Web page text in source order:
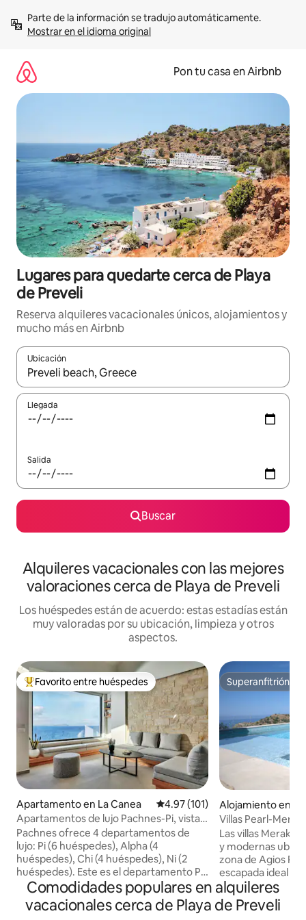
contenidoMostrar en el idioma original
Pon tu casa en Airbnb
Lugares para quedarte cerca de Playa
de Preveli
Reserva alquileres vacacionales únicos, alojamientos y
mucho más en Airbnb
Ubicación
Cuando los resultados estén disponibles, navega con las
Llegada
Salida
Buscar
Alquileres vacacionales con las mejores
valoraciones cerca de Playa de Preveli
Los huéspedes están de acuerdo: estas estadías están
muy valoradas por su ubicación, limpieza y otros
aspectos.
Favorito entre huéspedes preferido
Favorito entre huéspedes
Apartamento en La Canea Calificación promedio: 4.97 de
4.97 (101)
Apartamentos de lujo Pachnes-Pi, vistas
al mar, piscina climatizada
Pachnes ofrece 4 departamentos de
lujo: Pi (6 huéspedes), Alpha (4
huéspedes), Chi (4 huéspedes), Ni (2
huéspedes). Este es el departamento Pi
con 2 camas tamaño king en 2
recámaras, una cama doble en el ático,
ventanas grandes, persianas opacas,
Superanfitrión
Superanfitrión
Alojamiento en
Villas Pearl-Meraki
Las villas Meraki
y modernas
zona de Agios
escapada ideal a
renunciar a la
cuenta con una
de una amplia
Comodidades populares en alquileres
vacacionales cerca de Playa de Preveli